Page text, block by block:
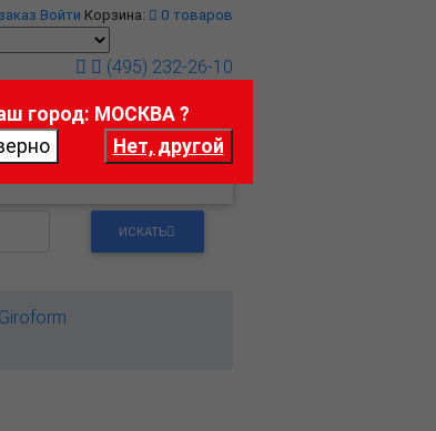
Войти Корзина: 0 товаров
(495) 232-26-10
ИСКАТЬ
Giroform
город: МОСКВА ?